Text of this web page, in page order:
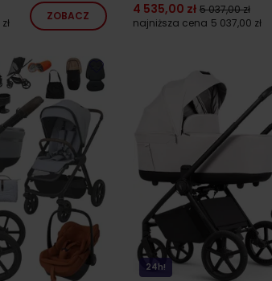
ZOBACZ
4 535,00 zł 5 037,00 zł
najniższa cena 5 037,00 zł
24h!